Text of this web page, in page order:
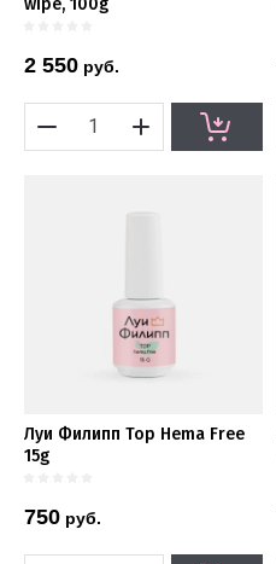
wipe, 100g
2 550 руб.
Луи Филипп Top Hema Free
15g
750 руб.